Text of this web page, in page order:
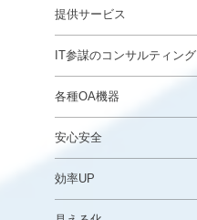
提供サービス
IT参謀のコンサルティング
各種OA機器
安心安全
効率UP